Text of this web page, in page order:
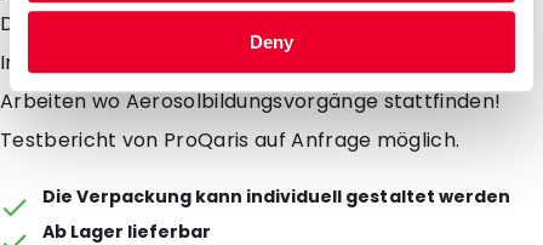
Deny
Dieser Mundschutz wird nicht empfohlen bei
Intensivpflege, auf der Intensivstation oder bei
Arbeiten wo Aerosolbildungsvorgänge stattfinden!
Testbericht von ProQaris auf Anfrage möglich.
Die Verpackung kann individuell gestaltet werden
Ab Lager lieferbar